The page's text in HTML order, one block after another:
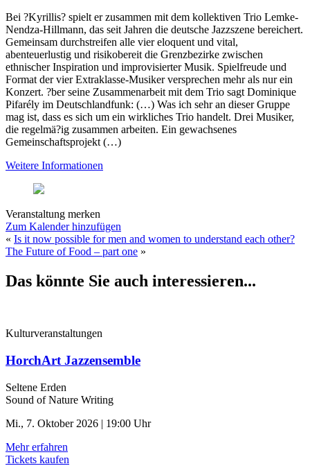
Bei ?Kyrillis? spielt er zusammen mit dem kollektiven Trio Lemke-
Nendza-Hillmann, das seit Jahren die deutsche Jazzszene bereichert.
Gemeinsam durchstreifen alle vier eloquent und vital,
abenteuerlustig und risikobereit die Grenzbezirke zwischen
ethnischer Inspiration und improvisierter Musik. Spielfreude und
Format der vier Extraklasse-Musiker versprechen mehr als nur ein
Konzert. ?ber seine Zusammenarbeit mit dem Trio sagt Dominique
Pifarély im Deutschlandfunk: (…) Was ich sehr an dieser Gruppe
mag ist, dass es sich um ein wirkliches Trio handelt. Drei Musiker,
die regelmä?ig zusammen arbeiten. Ein gewachsenes
Gemeinschaftsprojekt (…)
Weitere Informationen
Veranstaltung merken
Zum Kalender hinzufügen
« Is it now possible for men and women to understand each other?
The Future of Food – part one »
Das könnte Sie auch interessieren...
Kulturveranstaltungen
HorchArt Jazzensemble
Seltene Erden
Sound of Nature Writing
Mi., 7. Oktober 2026 | 19:00 Uhr
Mehr erfahren
Tickets kaufen